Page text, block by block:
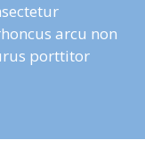
arcu non
porttitor